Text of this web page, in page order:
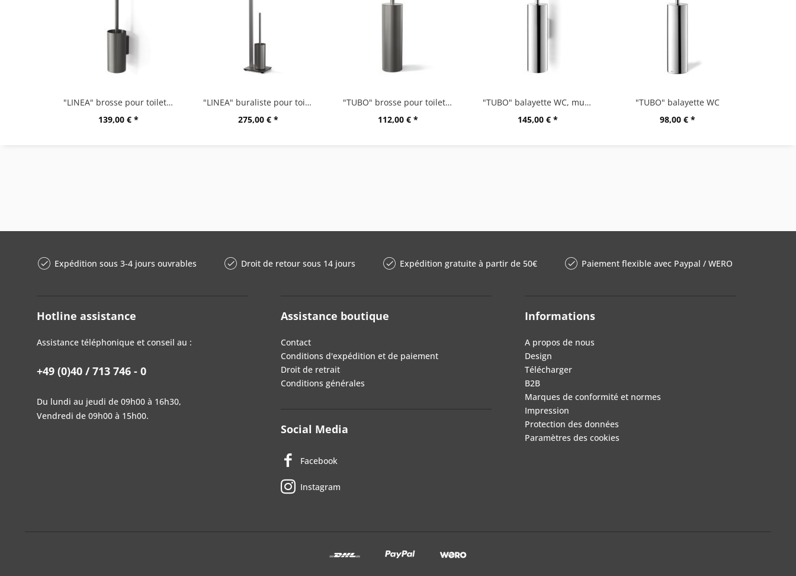
"LINEA" brosse pour toilettes, montage mural,...
139,00 € *
"LINEA" buraliste pour toilettes, graphite
275,00 € *
"TUBO" brosse pour toilettes, graphite
112,00 € *
"TUBO" balayette WC, murale
145,00 € *
"TUBO" balayette WC
98,00 € *
Expédition sous 3-4 jours ouvrables Droit de retour sous 14 jours Expédition gratuite à partir de 50€ Paiement flexible avec Paypal / WERO
Hotline assistance
Assistance téléphonique et conseil au :
+49 (0)40 / 713 746 - 0
Du lundi au jeudi de 09h00 à 16h30,
Vendredi de 09h00 à 15h00.
Assistance boutique
Contact
Conditions d'expédition et de paiement
Droit de retrait
Conditions générales
Social Media
Facebook
Instagram
Informations
A propos de nous
Design
Télécharger
B2B
Marques de conformité et normes
Impression
Protection des données
Paramètres des cookies